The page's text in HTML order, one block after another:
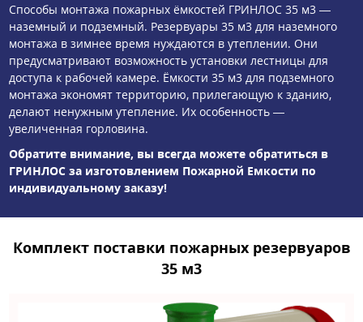
Способы монтажа пожарных ёмкостей ГРИНЛОС 35 м3 —
наземный и подземный. Резервуары 35 м3 для наземного
монтажа в зимнее время нуждаются в утеплении. Они
предусматривают возможность установки лестницы для
доступа к рабочей камере. Ёмкости 35 м3 для подземного
монтажа экономят территорию, прилегающую к зданию,
делают ненужным утепление. Их особенность —
увеличенная горловина.
Обратите внимание, вы всегда можете обратиться в
ГРИНЛОС за изготовлением Пожарной Емкости по
индивидуальному заказу!
Комплект поставки пожарных резервуаров
35 м3